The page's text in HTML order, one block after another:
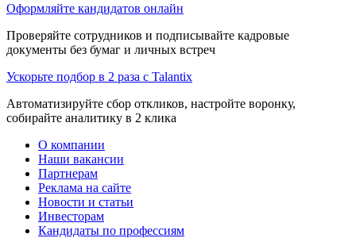
Оформляйте кандидатов онлайн
Проверяйте сотрудников и подписывайте кадровые
документы без бумаг и личных встреч
Ускорьте подбор в 2 раза с Talantix
Автоматизируйте сбор откликов, настройте воронку,
собирайте аналитику в 2 клика
О компании
Наши вакансии
Партнерам
Реклама на сайте
Новости и статьи
Инвесторам
Кандидаты по профессиям